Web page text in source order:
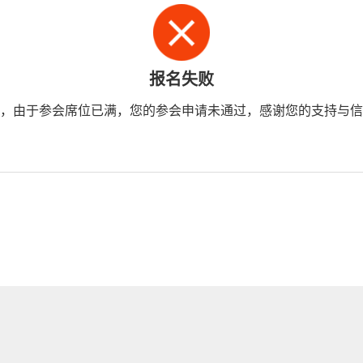
报名失败
由于参会席位已满，您的参会申请未通过，感谢您的支持与